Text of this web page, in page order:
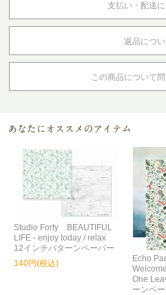
支払い・配送
返品につ
この商品について
Studio Forty BEAUTIFUL
LIFE - enjoy today / relax
12インチパターンペーパー
140円(税込)
Echo
One
ーンペ